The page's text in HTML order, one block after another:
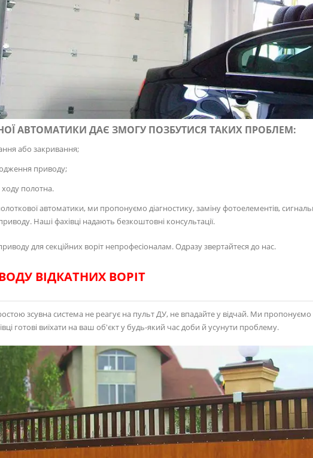
АВТОМАТИКИ ДАЄ ЗМОГУ ПОЗБУТИСЯ ТАКИХ ПРОБЛЕМ:
або закривання;
приводу;
полотна.
автоматики, ми пропонуємо діагностику, заміну фотоелементів,
Наші фахівці надають безкоштовні консультації.
для секційних воріт непрофесіоналам. Одразу звертайтеся до нас.
ВІДКАТНИХ ВОРІТ
зсувна система не реагує на пульт ДУ, не впадайте у відчай. Ми пропонуємо
готові виїхати на ваш об'єкт у будь-який час доби й усунути проблему.